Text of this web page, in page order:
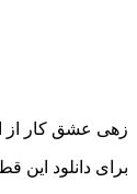
زهی عشق کار از
برای دانلود این